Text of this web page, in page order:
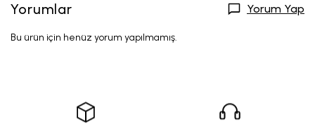
Yorumlar Yorum Yap
Bu ürün için henüz yorum yapılmamış.